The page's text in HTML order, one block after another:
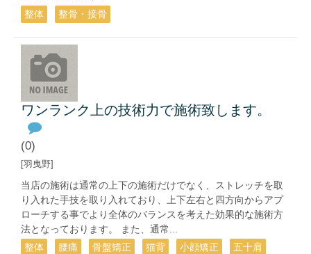
整体
整骨・接骨
ワンランク上の技術力で施術致します。
(0)
[羽曳野]
当店の施術は通常の上下の施術だけでなく、ストレッチを取
り入れた手技を取り入れており、上下左右と四方向からアプ
ローチする事でより全体のバランスを考えた効果的な施術方
法となっております。 また、通常...
整体
腰痛 骨盤矯正 猫背 小顔矯正 五十肩